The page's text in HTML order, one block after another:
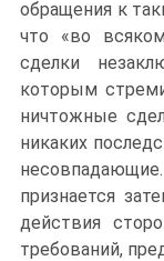
обращения к
что «во
сделки
которым
ничтожные
никаких
признается
действия
требований,